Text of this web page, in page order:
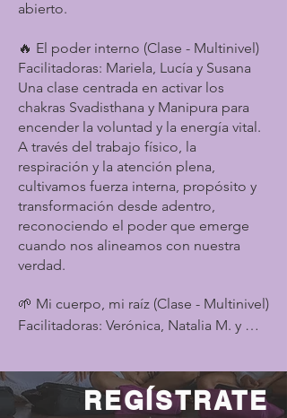
abierto.
🔥 El poder interno (Clase - Multinivel)
Facilitadoras: Mariela, Lucía y Susana
Una clase centrada en activar los
chakras Svadisthana y Manipura para
encender la voluntad y la energía vital.
A través del trabajo físico, la
respiración y la atención plena,
cultivamos fuerza interna, propósito y
transformación desde adentro,
reconociendo el poder que emerge
cuando nos alineamos con nuestra
verdad.
🌱 Mi cuerpo, mi raíz (Clase - Multinivel)
Facilitadoras: Verónica, Natalia M. y
Una clase estilo Vinyasa enfocada en el
chakra raíz, Muladhara. Mediante el
movimiento fluido y la respiración
REGÍSTRATE